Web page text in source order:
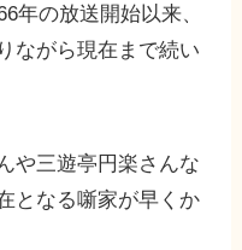
年の放送開始以来、
ながら現在まで続い
や三遊亭円楽さんな
となる噺家が早くか